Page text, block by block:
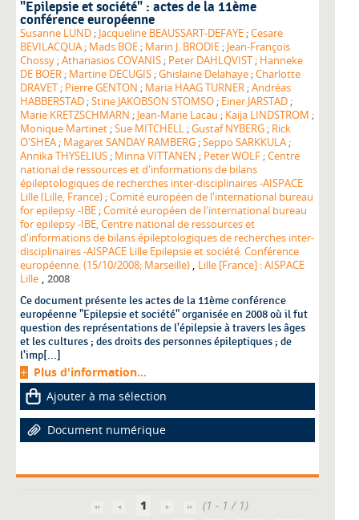
"Epilepsie et société" : actes de la 11ème
conférence européenne
Susanne LUND ; Jacqueline BEAUSSART-DEFAYE ;Cesare
BEVILACQUA ; Mads BOE ; Marin J. BRODIE ; Jean-François
Chossy ;Athanasios COVANIS ; Peter DAHLQVIST ; Hanneke
DE BOER ; Martine DECUGIS ;Ghislaine Delahaye ;Charlotte
DRAVET ; Pierre GENTON ; Maria HAAG TURNER ;Andréas
HABBERSTAD ;Stine JAKOBSON STOMSO ; Einer JARSTAD ;
Marie KRETZSCHMARN ; Jean-Marie Lacau ; Kaija LINDSTROM ;
Monique Martinet ;Sue MITCHELL ;Gustaf NYBERG ; Rick
O'SHEA ; Magaret SANDAY RAMBERG ;Seppo SARKKULA ;
Annika THYSELIUS ; Minna VITTANEN ; Peter WOLF ;Centre
national de ressources et d'informations de bilans
épileptologiques de recherches inter-disciplinaires -AISPACE
Lille (Lille, France) ;Comité européen de l'international bureau
for epilepsy -IBE ;Comité européen de l'international bureau
for epilepsy -IBE, Centre national de ressources et
d'informations de bilans épileptologiques de recherches inter-
disciplinaires -AISPACE Lille Epilepsie et société. Conférence
européenne. (15/10/2008; Marseille) , Lille [France] : AISPACE
Lille , 2008
Ce document présente les actes de la 11ème conférence
européenne "Epilepsie et société" organisée en 2008 où il fut
question des représentations de l'épilepsie à travers les âges
et les cultures ; des droits des personnes épileptiques ; de
l'imp[...]
Plus d'information...
Ajouter à ma sélection
Document numérique
1
(1 - 1 / 1)